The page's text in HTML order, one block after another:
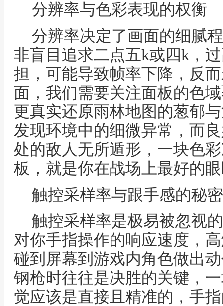
分辨率与色彩表现的权衡
分辨率决定了画面的细腻
非盲目追求二点五k或四k，
担，可能导致帧率下降，反
面，我们需要关注面板的色
更真实还原雨林地图的葱郁
发现环境中的细微异常，而
处的敌人无所遁形，一块色
板，就是你在战场上最好的
触控采样率与跟手感的秘密
触控采样率是极易被忽视
对你手指操作的响应速度，
碰到屏幕到游戏内角色做出
钢枪时往往是决胜的关键，
觉应该是直接且精准的，手